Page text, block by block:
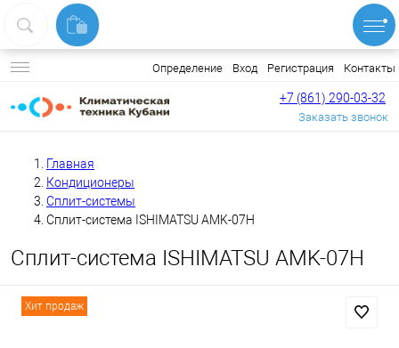
Определение Вход Регистрация Контакты
+7 (861) 290-03-32
Заказать звонок
Главная
Кондиционеры
Сплит-системы
Сплит-система ISHIMATSU AMK-07H
Сплит-система ISHIMATSU AMK-07H
Хит продаж